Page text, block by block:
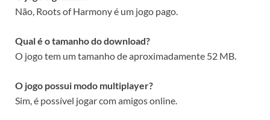
Não, Roots of Harmony é um jogo pago.
Qual é o tamanho do download?
O jogo tem um tamanho de aproximadamente 52 MB.
O jogo possui modo multiplayer?
Sim, é possível jogar com amigos online.